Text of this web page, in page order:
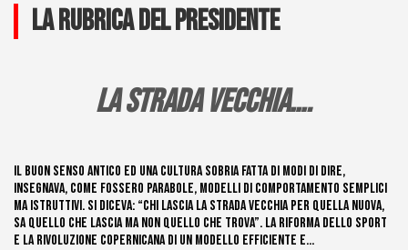
LA RUBRICA DEL PRESIDENTE
LA STRADA VECCHIA….
Il buon senso antico ed una cultura sobria fatta di modi di dire,
insegnava, come fossero parabole, modelli di comportamento semplici
ma istruttivi. Si diceva: “chi lascia la strada vecchia per quella nuova,
sa quello che lascia ma non quello che trova”. La riforma dello sport
e la rivoluzione copernicana di un modello efficiente e...